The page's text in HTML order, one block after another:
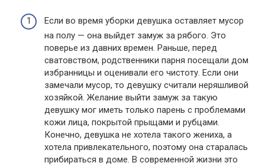
Если во время уборки девушка оставляет мусор
на полу — она выйдет замуж за рябого. Это
поверье из давних времен. Раньше, перед
сватовством, родственники парня посещали дом
избранницы и оценивали его чистоту. Если они
замечали мусор, то девушку считали неряшливой
хозяйкой. Желание выйти замуж за такую
девушку мог иметь только парень с проблемами
кожи лица, покрытой прыщами и рубцами.
Конечно, девушка не хотела такого жениха, а
хотела привлекательного, поэтому она старалась
прибираться в доме. В современной жизни это